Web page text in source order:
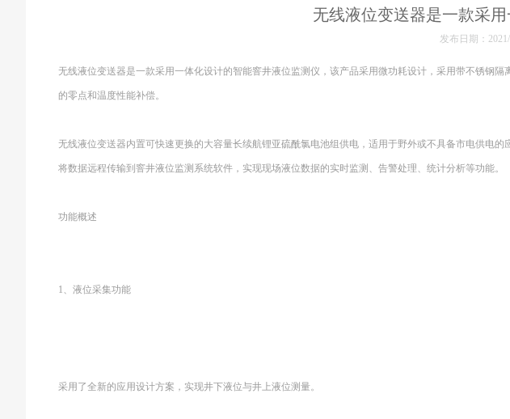
无线液位变送器是一款采
发布日期：
无线液位变送器是一款采用一体化设计的智能窨井液位监测仪，该产品采用微功耗设计，采用带不锈钢
的零点和温度性能补偿。
无线液位变送器内置可快速更换的大容量长续航锂亚硫酰氯电池组供电，适用于野外或不具备市电供电
将数据远程传输到窨井液位监测系统软件，实现现场液位数据的实时监测、告警处理、统计分析等功能。
功能概述
1、液位采集功能
采用了全新的应用设计方案，实现井下液位与井上液位测量。